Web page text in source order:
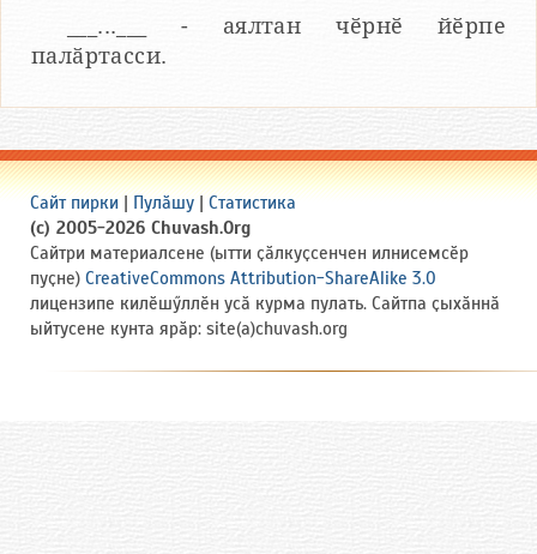
___...___ - аялтан чӗрнӗ йӗрпе
палӑртасси.
Сайт пирки | Пулӑшу | Статистика
(c) 2005-2026 Chuvash.Org
Сайтри материалсене (ытти ҫӑлкуҫсенчен илнисемсӗр
пуҫне) CreativeCommons Attribution-ShareAlike 3.0
лицензипе килӗшӳллӗн усӑ курма пулать. Сайтпа ҫыхӑннӑ
ыйтусене кунта ярӑр: site(a)chuvash.org